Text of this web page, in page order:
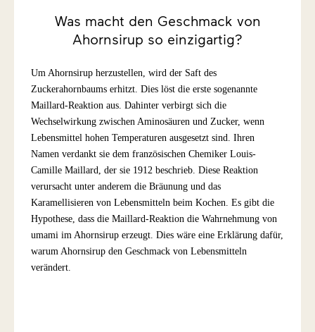
Was macht den Geschmack von
Ahornsirup so einzigartig?
Um Ahornsirup herzustellen, wird der Saft des
Zuckerahornbaums erhitzt. Dies löst die erste sogenannte
Maillard-Reaktion aus. Dahinter verbirgt sich die
Wechselwirkung zwischen Aminosäuren und Zucker, wenn
Lebensmittel hohen Temperaturen ausgesetzt sind. Ihren
Namen verdankt sie dem französischen Chemiker Louis-
Camille Maillard, der sie 1912 beschrieb. Diese Reaktion
verursacht unter anderem die Bräunung und das
Karamellisieren von Lebensmitteln beim Kochen. Es gibt die
Hypothese, dass die Maillard-Reaktion die Wahrnehmung von
umami im Ahornsirup erzeugt. Dies wäre eine Erklärung dafür,
warum Ahornsirup den Geschmack von Lebensmitteln
verändert.